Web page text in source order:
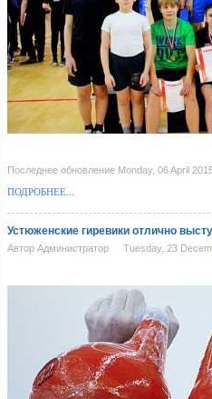
Последнее обновление Monday, 06 April
ПОДРОБНЕЕ...
Устюженские гиревики отлично
Автор Администратор Tuesday, 23